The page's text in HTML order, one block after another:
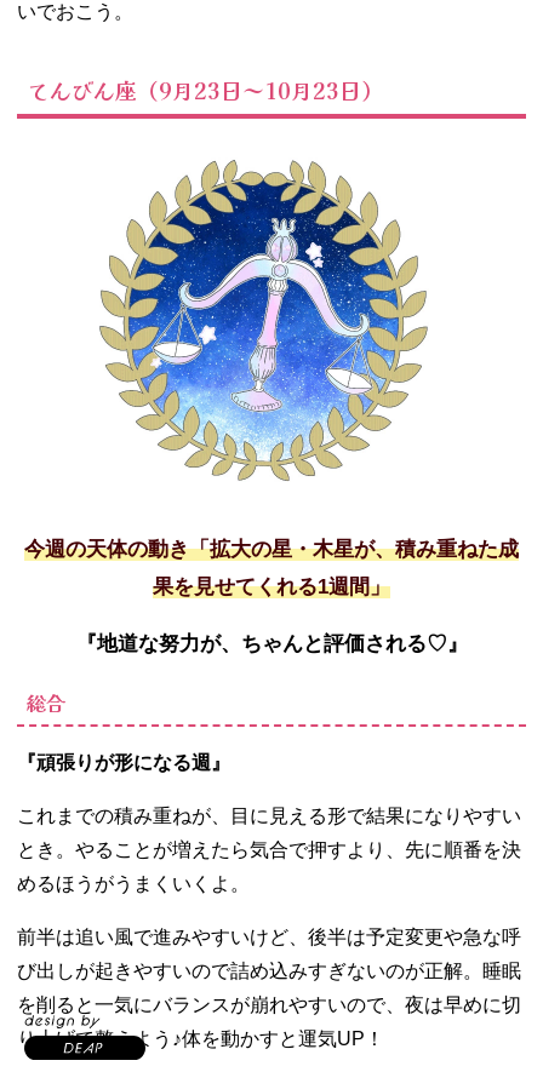
いでおこう。
てんびん座（9月23日～10月23日）
今週の天体の動き「拡大の星・木星が、積み重ねた成
果を見せてくれる1週間」
『地道な努力が、ちゃんと評価される♡』
総合
『頑張りが形になる週』
これまでの積み重ねが、目に見える形で結果になりやすい
とき。やることが増えたら気合で押すより、先に順番を決
めるほうがうまくいくよ。
前半は追い風で進みやすいけど、後半は予定変更や急な呼
び出しが起きやすいので詰め込みすぎないのが正解。睡眠
を削ると一気にバランスが崩れやすいので、夜は早めに切
り上げて整えよう♪体を動かすと運気UP ！